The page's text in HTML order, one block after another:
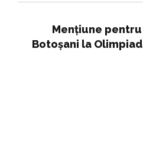
Mențiune
Botoșani la